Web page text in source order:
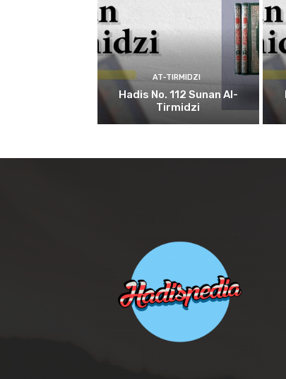
AT-TIRMIDZI
Hadis No. 112 Sunan Al-
Tirmidzi